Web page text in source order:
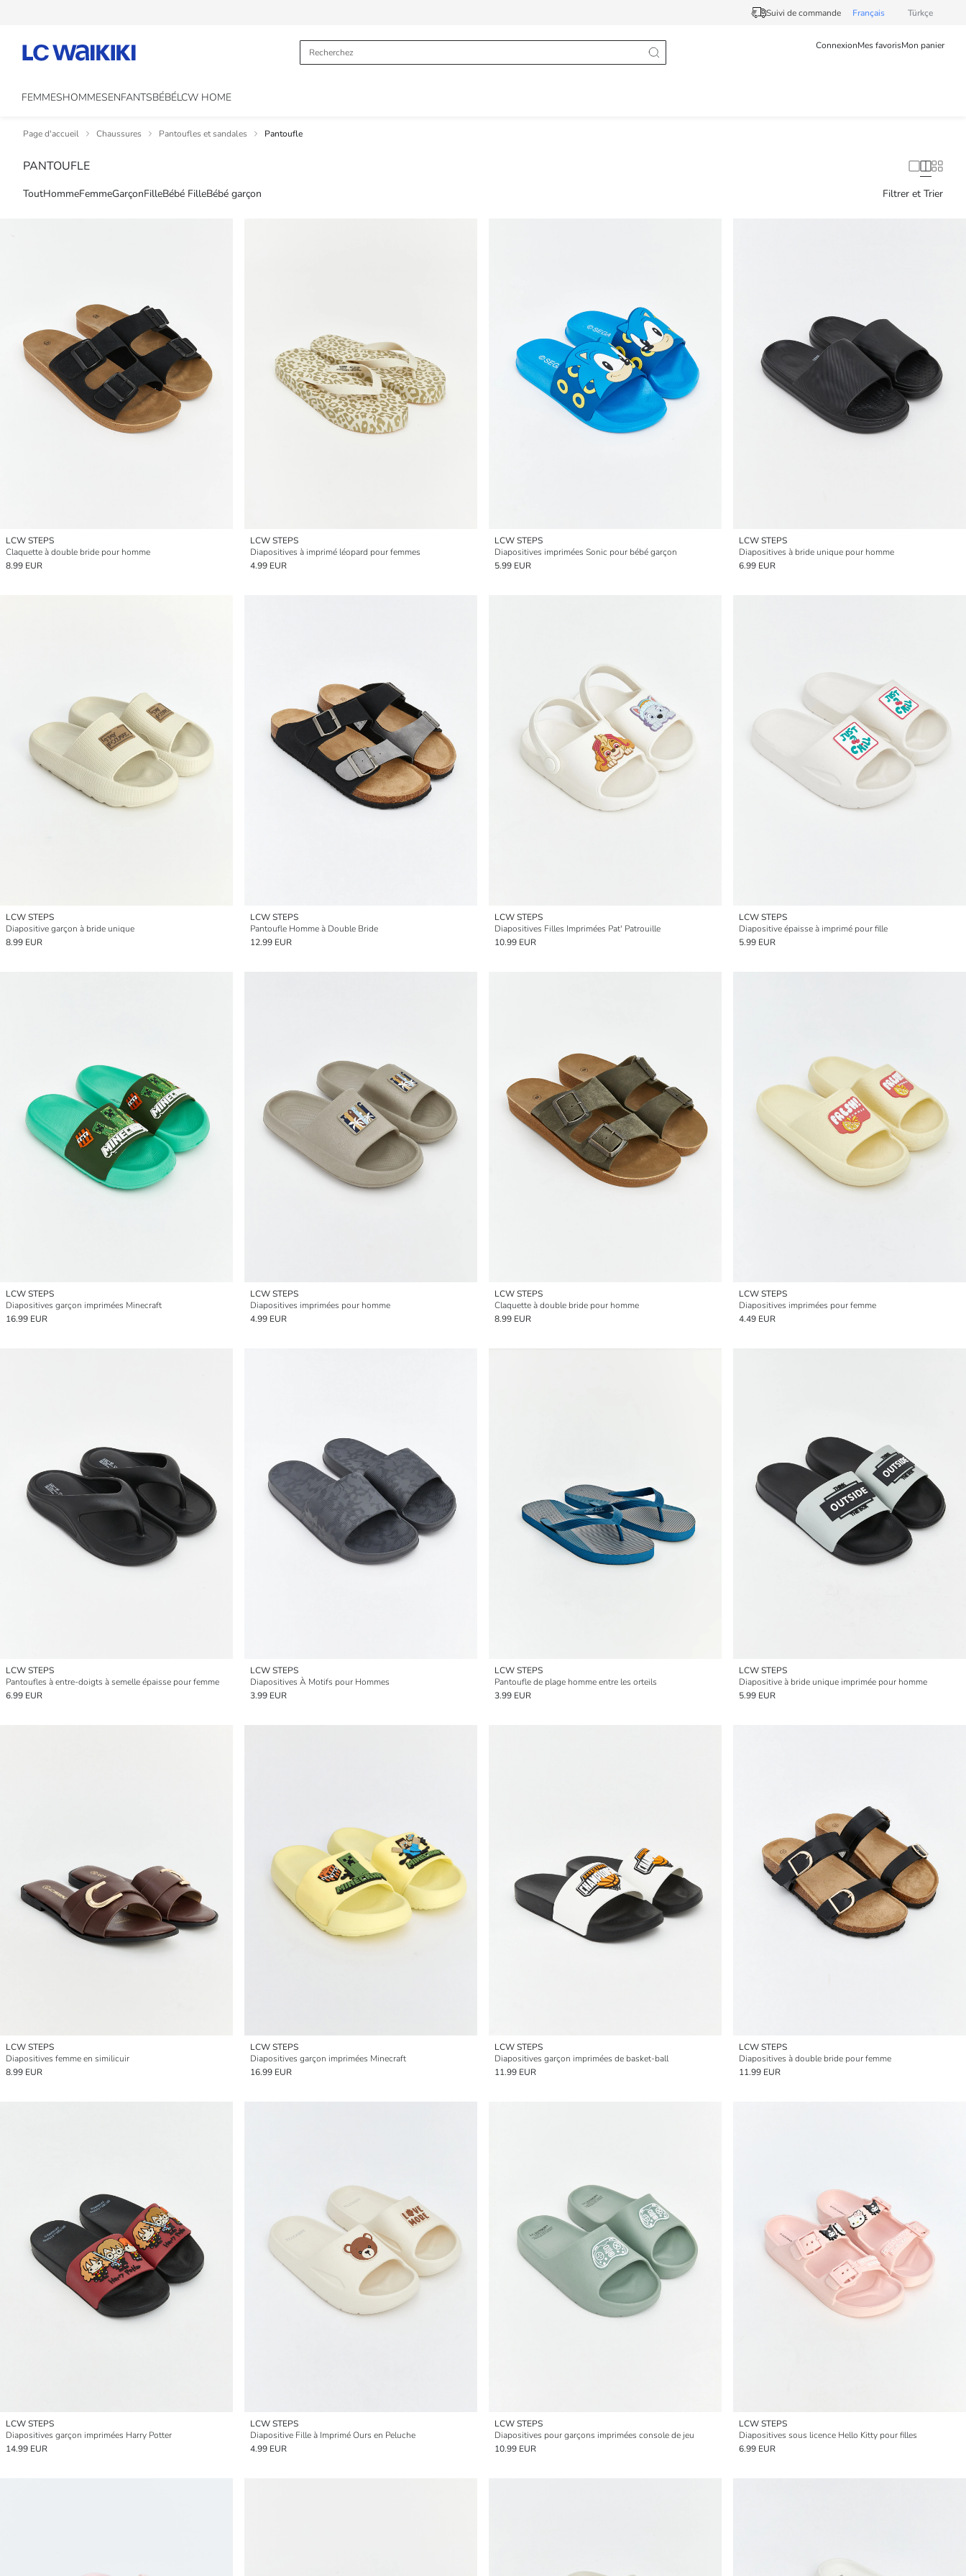
Suivi de commande Français Türkçe
ConnexionMes favorisMon panier
FEMMESHOMMESENFANTSBÉBÉLCW HOME
Page d'accueil Chaussures Pantoufles et sandales Pantoufle
PANTOUFLE
ToutHommeFemmeGarçonFilleBébé FilleBébé garçon Filtrer et Trier
LCW STEPS
Claquette à double bride pour homme
8.99 EUR
LCW STEPS
Diapositives à imprimé léopard pour femmes
4.99 EUR
LCW STEPS
Diapositives imprimées Sonic pour bébé garçon
5.99 EUR
LCW STEPS
Diapositives à bride unique pour homme
6.99 EUR
LCW STEPS
Diapositive garçon à bride unique
8.99 EUR
LCW STEPS
Pantoufle Homme à Double Bride
12.99 EUR
LCW STEPS
Diapositives Filles Imprimées Pat' Patrouille
10.99 EUR
LCW STEPS
Diapositive épaisse à imprimé pour fille
5.99 EUR
LCW STEPS
Diapositives garçon imprimées Minecraft
16.99 EUR
LCW STEPS
Diapositives imprimées pour homme
4.99 EUR
LCW STEPS
Claquette à double bride pour homme
8.99 EUR
LCW STEPS
Diapositives imprimées pour femme
4.49 EUR
LCW STEPS
Pantoufles à entre-doigts à semelle épaisse pour femme
6.99 EUR
LCW STEPS
Diapositives À Motifs pour Hommes
3.99 EUR
LCW STEPS
Pantoufle de plage homme entre les orteils
3.99 EUR
LCW STEPS
Diapositive à bride unique imprimée pour homme
5.99 EUR
LCW STEPS
Diapositives femme en similicuir
8.99 EUR
LCW STEPS
Diapositives garçon imprimées Minecraft
16.99 EUR
LCW STEPS
Diapositives garçon imprimées de basket-ball
11.99 EUR
LCW STEPS
Diapositives à double bride pour femme
11.99 EUR
LCW STEPS
Diapositives garçon imprimées Harry Potter
14.99 EUR
LCW STEPS
Diapositive Fille à Imprimé Ours en Peluche
4.99 EUR
LCW STEPS
Diapositives pour garçons imprimées console de jeu
10.99 EUR
LCW STEPS
Diapositives sous licence Hello Kitty pour filles
6.99 EUR